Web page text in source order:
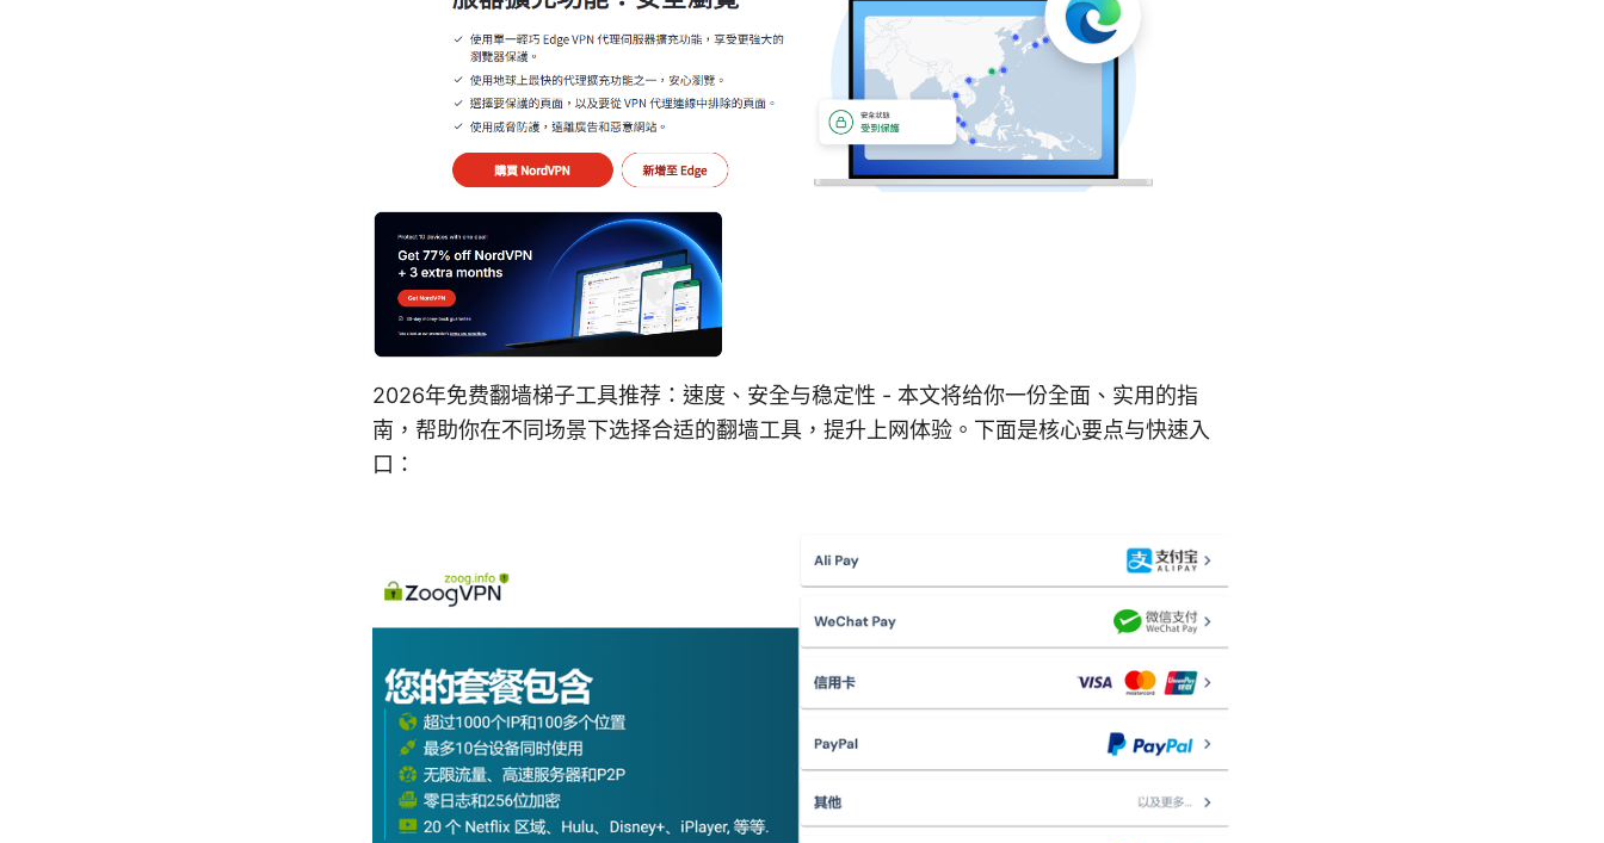
2026年免费翻墙梯子工具推荐：速度、安全与稳定性 - 本文将给你一份全面、实用的指
南，帮助你在不同场景下选择合适的翻墙工具，提升上网体验。下面是核心要点与快速入
口：